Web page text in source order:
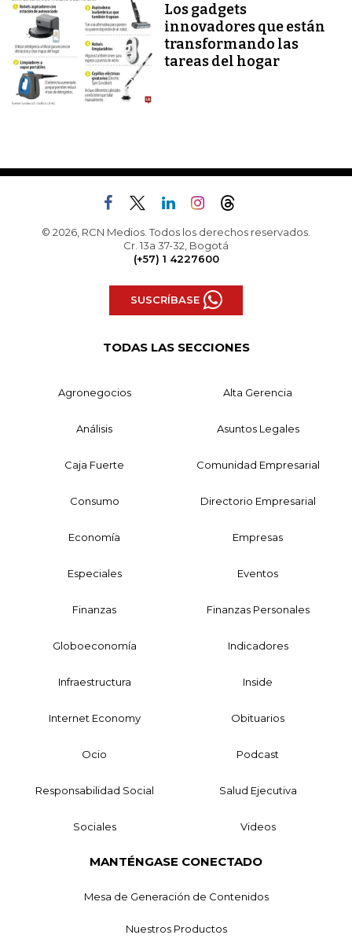
Los gadgets
innovadores que están
transformando las
tareas del hogar
© 2026, RCN Medios. Todos los derechos reservados.
Cr. 13a 37-32, Bogotá
(+57) 1 4227600
SUSCRÍBASE
TODAS LAS SECCIONES
Agronegocios Alta Gerencia
Análisis Asuntos Legales
Caja Fuerte Comunidad Empresarial
Consumo Directorio Empresarial
Economía Empresas
Especiales Eventos
Finanzas Finanzas Personales
Globoeconomía Indicadores
Infraestructura Inside
Internet Economy Obituarios
Ocio Podcast
Responsabilidad Social Salud Ejecutiva
Sociales Videos
MANTÉNGASE CONECTADO
Mesa de Generación de Contenidos
Nuestros Productos